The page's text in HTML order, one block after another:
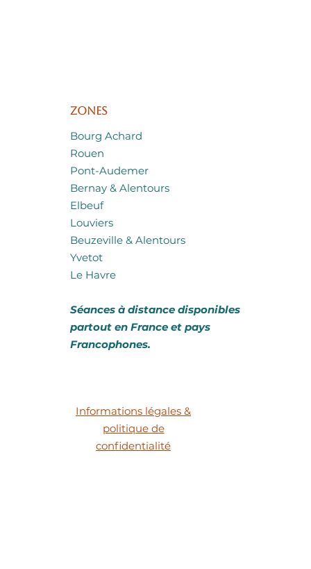
Zones
Bourg Achard
Rouen
Pont-Audemer
Bernay & Alentours
Elbeuf
Louviers
Beuzeville & Alentours
Yvetot
Le Havre
​Séances à distance disponibles
partout en France et pays
Francophones.
Informations légales &
politique de
confidentialité